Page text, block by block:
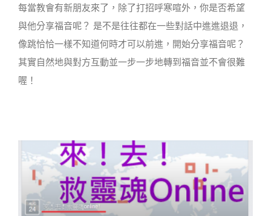
每當教會有新朋友來了，除了打招呼寒喧外，你是否希望
與他分享福音呢？ 是不是往往都在一些對話中進進退退，
像跳恰恰一樣不知道何時才可以前進，開始分享福音呢？
其實自然地與對方互動並一步一步地轉到福音並不會很難
喔！